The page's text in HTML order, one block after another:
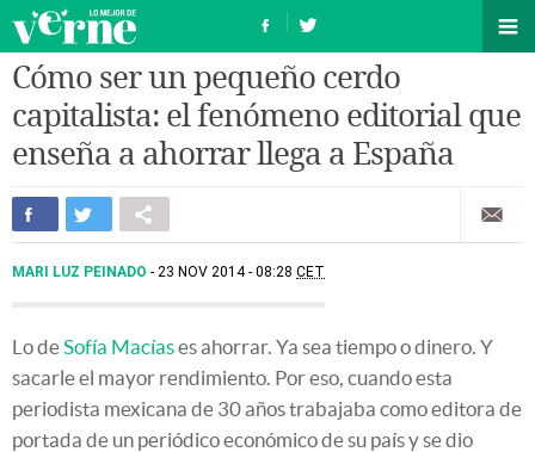
Cómo ser un pequeño cerdo
capitalista: el fenómeno editorial que
enseña a ahorrar llega a España
MARI LUZ PEINADO 23 NOV 2014 - 08:28 CET
Lo deSofía Macíases ahorrar. Ya sea tiempo o dinero. Y
sacarle el mayor rendimiento. Por eso, cuando esta
periodista mexicana de 30 años trabajaba como editora de
portada de un periódico económico de su país y se dio